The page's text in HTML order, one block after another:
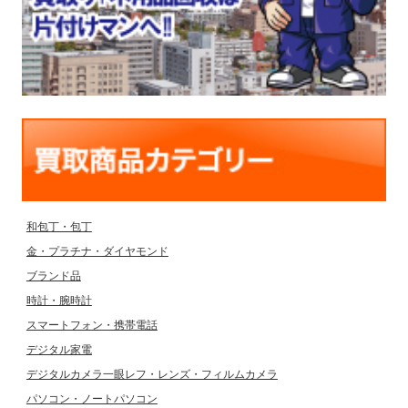
和包丁・包丁
金・プラチナ・ダイヤモンド
ブランド品
時計・腕時計
スマートフォン・携帯電話
デジタル家電
デジタルカメラ一眼レフ・レンズ・フィルムカメラ
パソコン・ノートパソコン